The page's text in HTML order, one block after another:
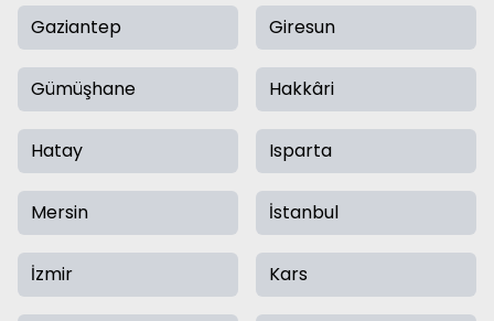
Gaziantep Giresun
Gümüşhane Hakkâri
Hatay Isparta
Mersin İstanbul
İzmir Kars